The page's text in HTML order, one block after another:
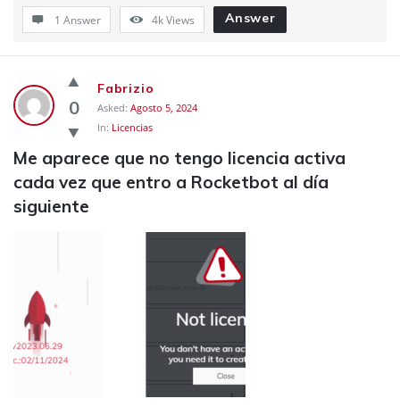
1 Answer 4kViews Answer
0
Fabrizio
Asked: Agosto 5, 2024
In: Licencias
Me aparece que no tengo licencia activa
cada vez que entro a Rocketbot al día
siguiente